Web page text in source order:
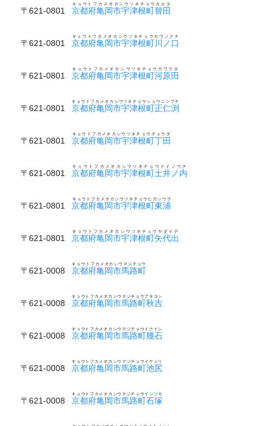
〒621-0801 京都府亀岡市宇津根町替田
キョウトフカメオカシウツネチョウカエタ
〒621-0801 京都府亀岡市宇津根町川ノ口
キョウトフカメオカシウツネチョウカワノクチ
〒621-0801 京都府亀岡市宇津根町河原田
キョウトフカメオカシウツネチョウカワラダ
〒621-0801 京都府亀岡市宇津根町正仁渕
キョウトフカメオカシウツネチョウショウニンブチ
〒621-0801 京都府亀岡市宇津根町丁田
キョウトフカメオカシウツネチョウチョウダ
〒621-0801 京都府亀岡市宇津根町土井ノ内
キョウトフカメオカシウツネチョウドイノウチ
〒621-0801 京都府亀岡市宇津根町東浦
キョウトフカメオカシウツネチョウヒガシウラ
〒621-0801 京都府亀岡市宇津根町矢代出
キョウトフカメオカシウツネチョウヤダイデ
〒621-0008 京都府亀岡市馬路町
キョウトフカメオカシウマジチョウ
〒621-0008 京都府亀岡市馬路町秋吉
キョウトフカメオカシウマジチョウアキヨシ
〒621-0008 京都府亀岡市馬路町幾石
キョウトフカメオカシウマジチョウイクイシ
〒621-0008 京都府亀岡市馬路町池尻
キョウトフカメオカシウマジチョウイケジリ
〒621-0008 京都府亀岡市馬路町石塚
キョウトフカメオカシウマジチョウイシヅカ